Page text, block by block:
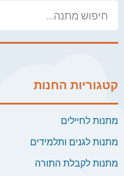
קטגוריות החנות
מתנות לחיילים
מתנות לגנים ותלמידים
מתנות לקבלת התורה